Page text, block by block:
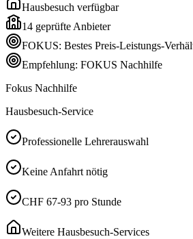
Hausbesuch verfügbar
14 geprüfte Anbieter
FOKUS: Bestes Preis-Leistungs-
Empfehlung: FOKUS Nachhilfe
Fokus Nachhilfe
Hausbesuch-Service
Professionelle Lehrerauswahl
Keine Anfahrt nötig
CHF 67-93 pro Stunde
Weitere Hausbesuch-Services